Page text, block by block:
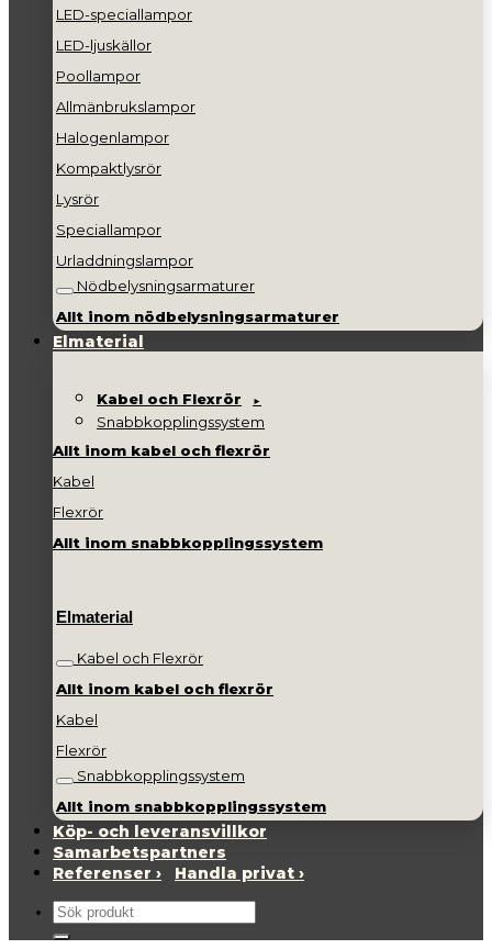
LED-speciallampor
LED-ljuskällor
Poollampor
Allmänbrukslampor
Halogenlampor
Kompaktlysrör
Lysrör
Speciallampor
Urladdningslampor
Nödbelysningsarmaturer
Allt inom nödbelysningsarmaturer
Elmaterial
Kabel och Flexrör
Snabbkopplingssystem
Allt inom kabel och flexrör
Kabel
Flexrör
Allt inom snabbkopplingssystem
Elmaterial
Kabel och Flexrör
Allt inom kabel och flexrör
Kabel
Flexrör
Snabbkopplingssystem
Allt inom snabbkopplingssystem
Köp- och leveransvillkor
Samarbetspartners
Referenser ›
Handla privat ›
Sök
efter: